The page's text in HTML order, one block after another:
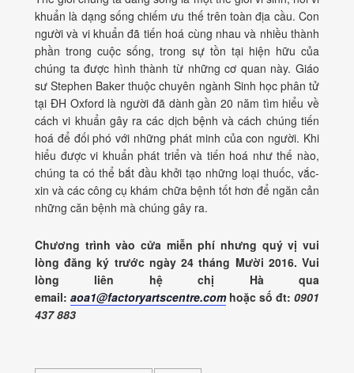
khuẩn là dạng sống chiếm ưu thế trên toàn địa cầu. Con
người và vi khuẩn đã tiến hoá cùng nhau và nhiều thành
phần trong cuộc sống, trong sự tồn tại hiện hữu của
chúng ta được hình thành từ những cơ quan này. Giáo
sư Stephen Baker thuộc chuyên ngành Sinh học phân tử
tại ĐH Oxford là người đã dành gần 20 năm tìm hiểu về
cách vi khuẩn gây ra các dịch bệnh và cách chúng tiến
hoá để đối phó với những phát minh của con người. Khi
hiểu được vi khuẩn phát triển và tiến hoá như thế nào,
chúng ta có thể bắt đầu khởi tạo những loại thuốc, vắc-
xin và các công cụ khám chữa bệnh tốt hơn để ngăn cản
những căn bệnh mà chúng gây ra.
Chương trình vào cửa miễn phí nhưng quý vị vui
lòng đăng ký trước ngày 24 tháng Mười 2016. Vui
lòng liên hệ chị Hà qua
email: aoa1@factoryartscentre.comhoặc số đt: 0901
437 883